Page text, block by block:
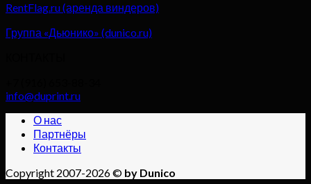
RentFlag.ru (аренда виндеров)
Группа «Дьюнико» (dunico.ru)
info@duprint.ru
О нас
Партнёры
Контакты
Copyright 2007-2026 © by Dunico